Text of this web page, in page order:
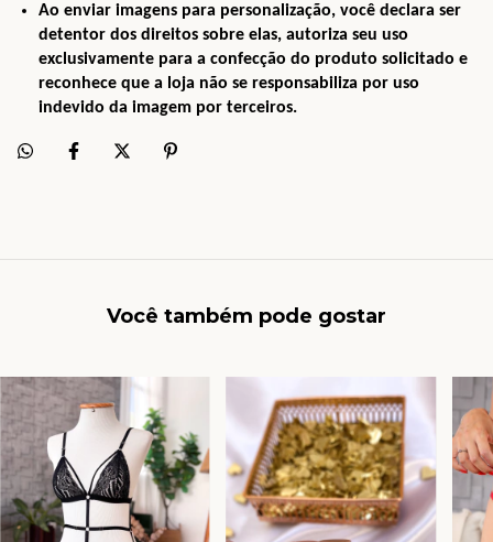
Ao enviar imagens para personalização, você declara ser
detentor dos direitos sobre elas, autoriza seu uso
exclusivamente para a confecção do produto solicitado e
reconhece que a loja não se responsabiliza por uso
indevido da imagem por terceiros.
Você também pode gostar